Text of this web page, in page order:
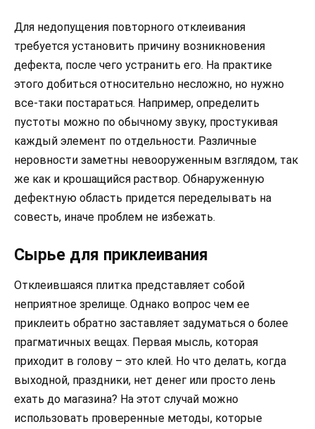
Для недопущения повторного отклеивания
требуется установить причину возникновения
дефекта, после чего устранить его. На практике
этого добиться относительно несложно, но нужно
все-таки постараться. Например, определить
пустоты можно по обычному звуку, простукивая
каждый элемент по отдельности. Различные
неровности заметны невооруженным взглядом, так
же как и крошащийся раствор. Обнаруженную
дефектную область придется переделывать на
совесть, иначе проблем не избежать.
Сырье для приклеивания
Отклеившаяся плитка представляет собой
неприятное зрелище. Однако вопрос чем ее
приклеить обратно заставляет задуматься о более
прагматичных вещах. Первая мысль, которая
приходит в голову – это клей. Но что делать, когда
выходной, праздники, нет денег или просто лень
ехать до магазина? На этот случай можно
использовать проверенные методы, которые